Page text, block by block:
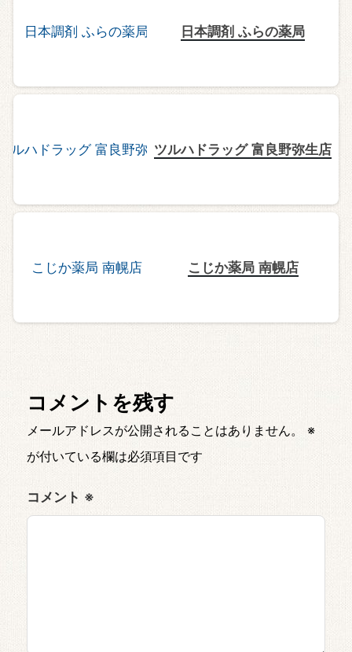
日本調剤 ふらの薬局
ツルハドラッグ 富良野弥生店
こじか薬局 南幌店
コメントを残す
メールアドレスが公開されることはありません。
※
が付いている欄は必須項目です
コメント ※